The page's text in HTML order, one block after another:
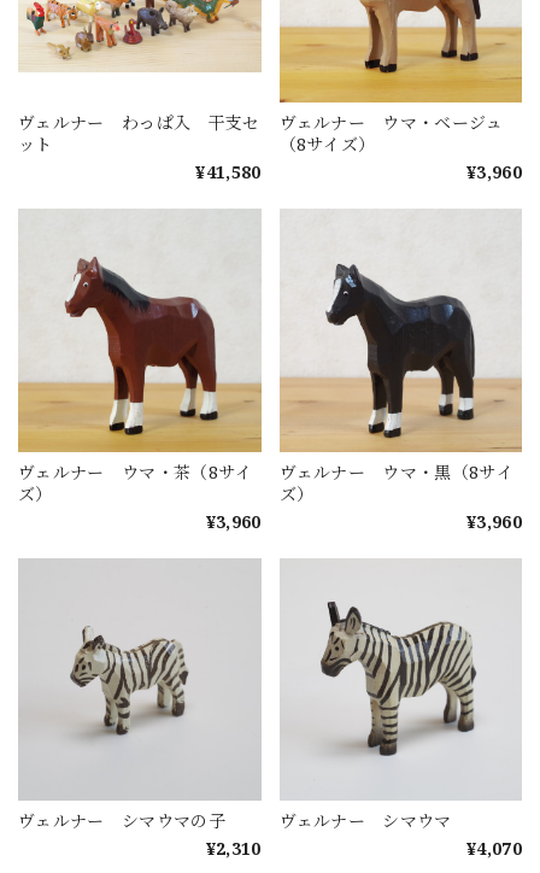
ヴェルナー わっぱ入 干支セ
ット
¥41,580
ヴェルナー ウマ・ベージュ
（8サイズ）
¥3,960
ヴェルナー ウマ・茶（8サイ
ズ）
¥3,960
ヴェルナー ウマ・黒（8サイ
ズ）
¥3,960
ヴェルナー シマウマの子
¥2,310
ヴェルナー シマウマ
¥4,070